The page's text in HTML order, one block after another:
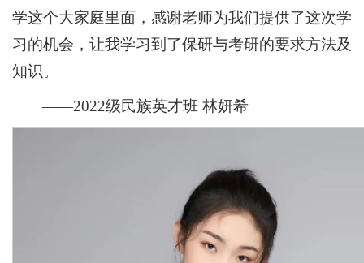
学这个大家庭里面，感谢老师为我们提供了这次学
习的机会，让我学习到了保研与考研的要求方法及
知识。
——2022级民族英才班 林妍希